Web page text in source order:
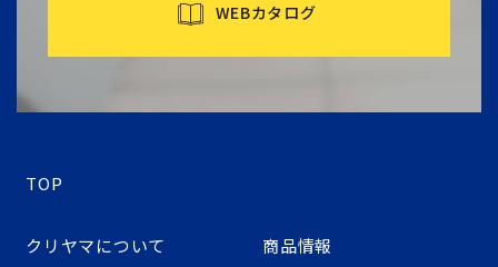
WEBカタログ
TOP
クリヤマについて 商品情報